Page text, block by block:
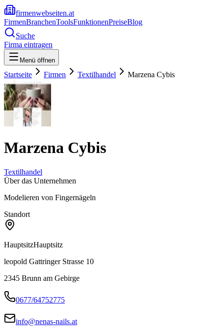
firmenwebseiten.at
FirmenBranchenToolsFunktionenPreiseBlog
Suche
Firma eintragen
Menü öffnen
Startseite Firmen Textilhandel Marzena Cybis
Marzena Cybis
Textilhandel
Über das Unternehmen
Modelieren von Fingernägeln
Standort
HauptsitzHauptsitz
leopold Gattringer Strasse 10
2345 Brunn am Gebirge
0677/64752775
info@nenas-nails.at